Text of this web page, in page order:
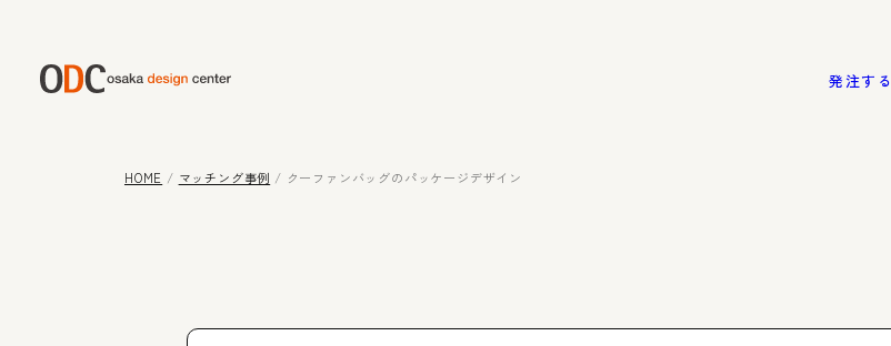
発注する
HOME / マッチング事例 / クーファンバッグのパッケージデザイン